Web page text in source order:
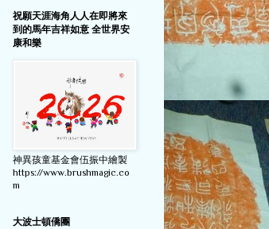
祝願天涯海角人人在即將來
到的馬年吉祥如意 全世界安
康和樂
神異孩童基金會伍振中繪製
https://www.brushmagic.co
m
大波士頓僑團